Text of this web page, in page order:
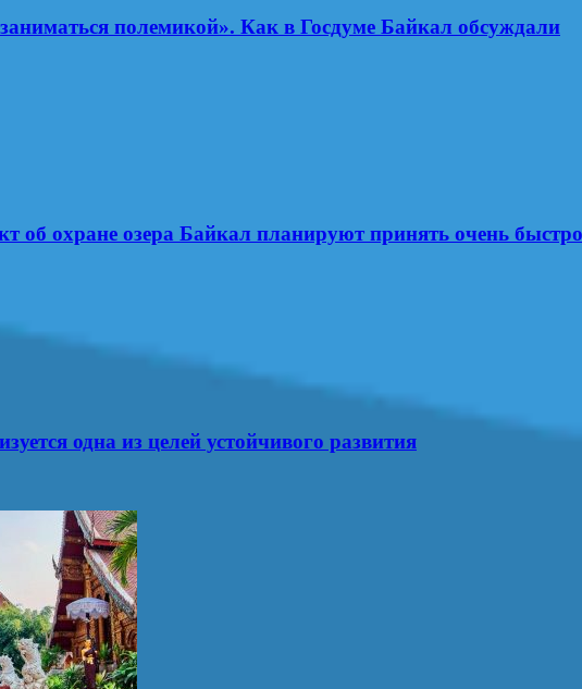
полемикой». Как в Госдуме Байкал обсуждали
об охране озера Байкал планируют принять очень быстро
одна из целей устойчивого развития